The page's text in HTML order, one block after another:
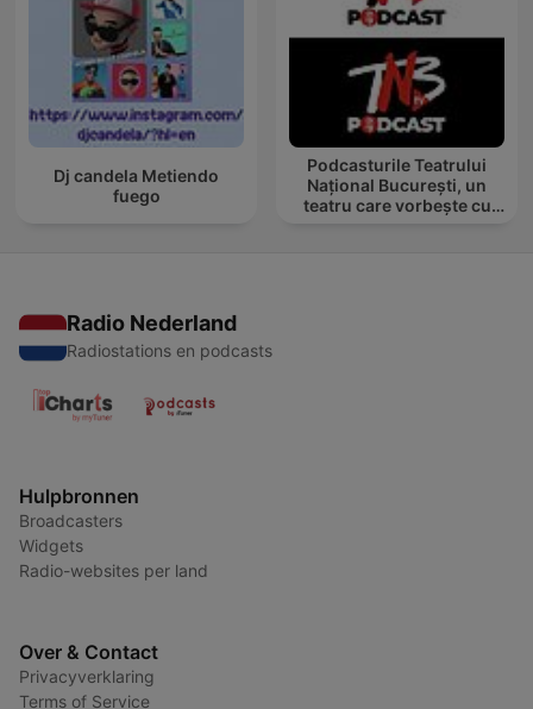
Dj candela Metiendo
fuego
Podcasturile Teatrului
Național București, un
teatru care vorbește cu
Radio Nederland
Radiostations en podcasts
Hulpbronnen
Broadcasters
Widgets
Radio-websites per land
Over & Contact
Privacyverklaring
Terms of Service